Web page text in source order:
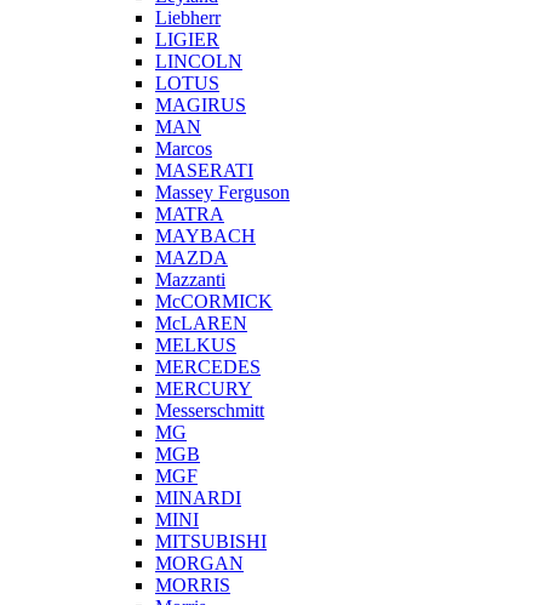
Liebherr
LIGIER
LINCOLN
LOTUS
MAGIRUS
MAN
Marcos
MASERATI
Massey Ferguson
MATRA
MAYBACH
MAZDA
Mazzanti
McCORMICK
McLAREN
MELKUS
MERCEDES
MERCURY
Messerschmitt
MG
MGB
MGF
MINARDI
MINI
MITSUBISHI
MORGAN
MORRIS